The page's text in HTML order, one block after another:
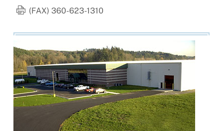
(FAX) 360-623-1310